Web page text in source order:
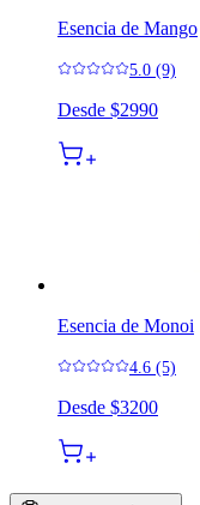
Esencia de Mango
5.0 (9)
Desde $2990
Esencia de Monoi
4.6 (5)
Desde $3200